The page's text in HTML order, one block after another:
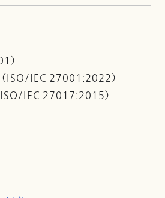
）
ISO/IEC 27001:2022）
IEC 27017:2015）